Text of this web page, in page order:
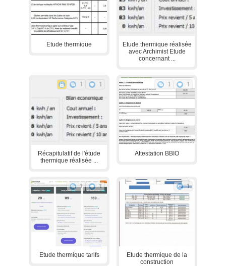
Etude thermique
Etude thermique réalisée
avec Archimist Etude
concernant ...
1 1
Récapitulatif de l'étude
thermique réalisée ...
1 1
Attestation BBIO
1 1
Etude thermique tarifs
1
Etude thermique de la
construction